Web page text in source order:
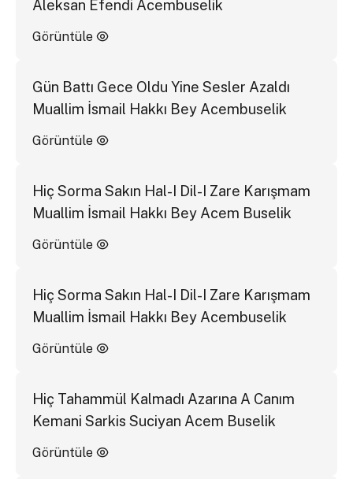
Aleksan Efendi Acembuselik
Görüntüle
Gün Battı Gece Oldu Yine Sesler Azaldı
Muallim İsmail Hakkı Bey Acembuselik
Görüntüle
Hiç Sorma Sakın Hal-I Dil-I Zare Karışmam
Muallim İsmail Hakkı Bey Acem Buselik
Görüntüle
Hiç Sorma Sakın Hal-I Dil-I Zare Karışmam
Muallim İsmail Hakkı Bey Acembuselik
Görüntüle
Hiç Tahammül Kalmadı Azarına A Canım
Kemani Sarkis Suciyan Acem Buselik
Görüntüle